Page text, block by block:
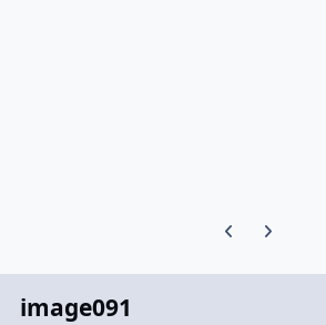
Предыдущий
image091